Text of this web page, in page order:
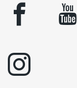
facebook youtube
instagram